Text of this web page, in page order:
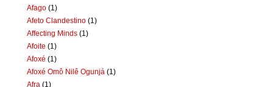
Afago (1)
Afeto Clandestino (1)
Affecting Minds (1)
Afoite (1)
Afoxé (1)
Afoxé Omô Nilê Ogunjá (1)
Afra (1)